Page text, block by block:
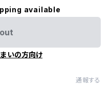
available
いの方向け
通報する